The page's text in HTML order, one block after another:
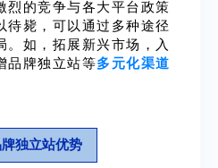
烈的竞争与各大平台政策
待毙，可以通过多种途径
。如，拓展新兴市场，入
品牌独立站等多元化渠道
独立站优势